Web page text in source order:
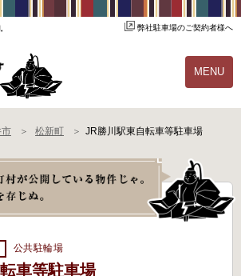
弊社駐車場のご契約者様へ
MENU
ご契約の流れ
駐輪場オーナー様へ
松新町 JR勝川駅東自転車等駐車場
公共駐輪場
車等駐車場